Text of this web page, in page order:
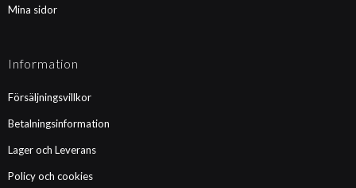
Mina sidor
Information
Försäljningsvillkor
Betalningsinformation
Lager och Leverans
Policy och cookies